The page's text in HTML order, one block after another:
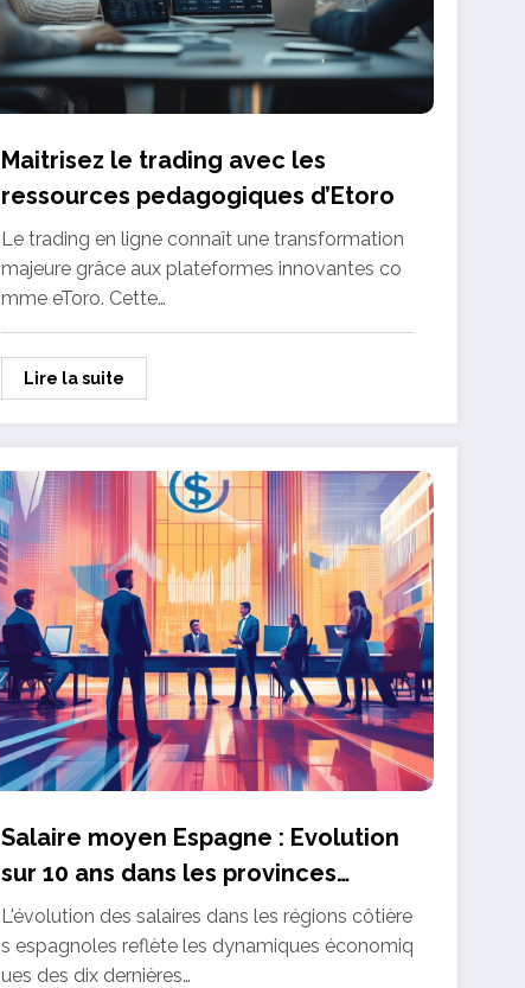
Maitrisez le trading avec les
ressources pedagogiques d’Etoro
Le trading en ligne connaît une transformation
majeure grâce aux plateformes innovantes co
mme eToro. Cette…
Lire la suite
Salaire moyen Espagne : Evolution
sur 10 ans dans les provinces
cotieres
L'évolution des salaires dans les régions côtière
s espagnoles reflète les dynamiques économiq
ues des dix dernières…